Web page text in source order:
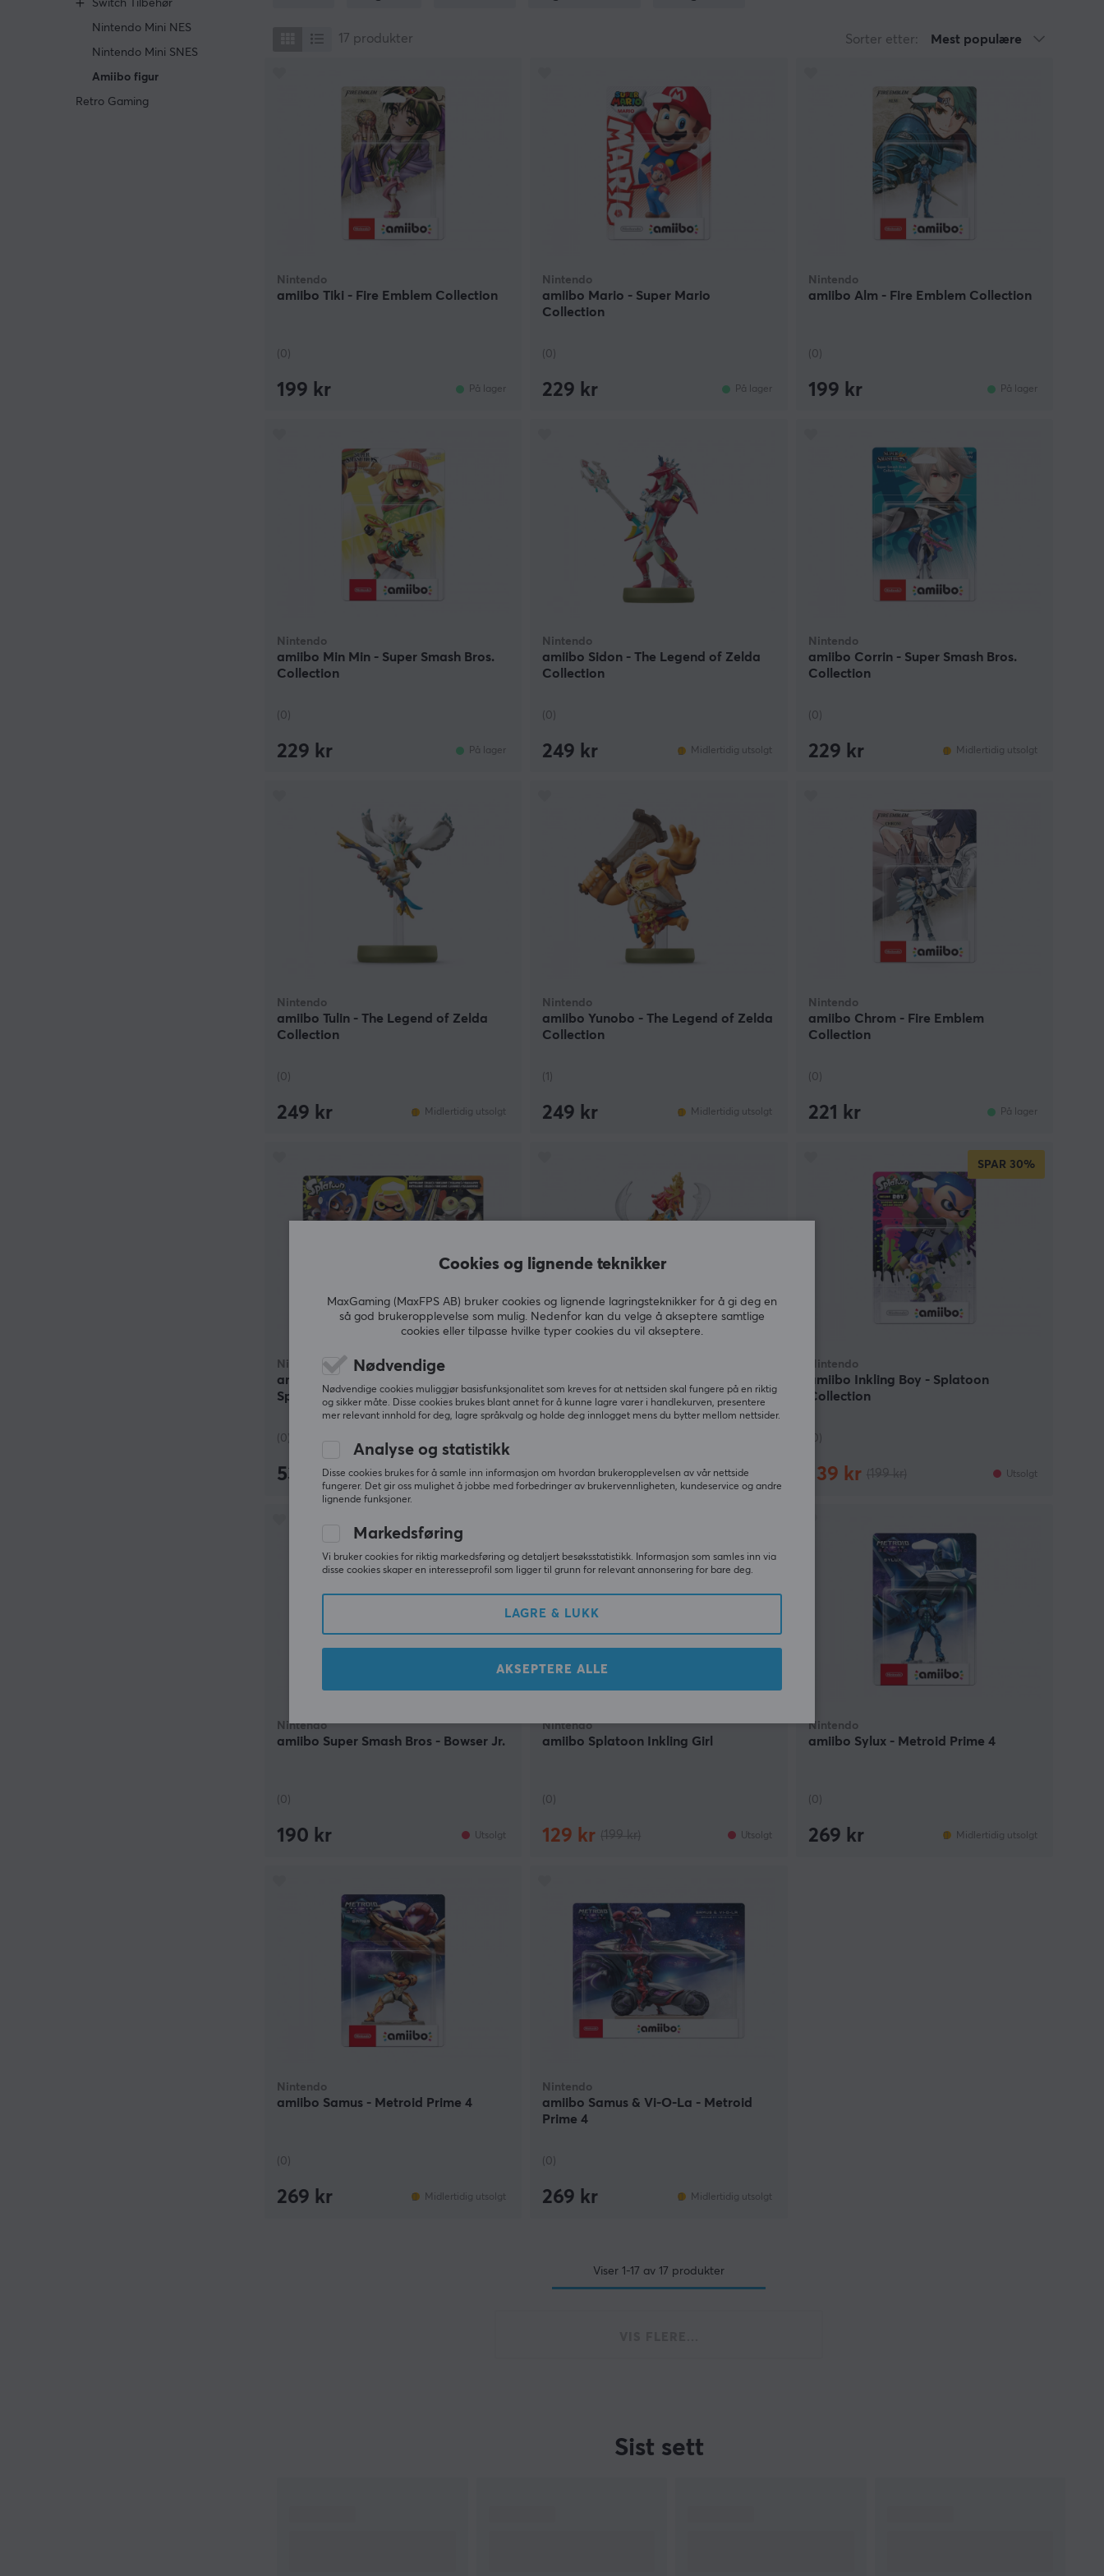
Switch Tilbehør
Nintendo Mini NES
Nintendo Mini SNES
Amiibo figur
Retro Gaming
siden av ditt spillutstyr i vær vind, men faktisk et nyttig tilbehør. Du kan for eksempel gi dine spillkarakterer få et nytt outfit eller
utrustes med nye våpen og utstyr. Du kan tilogmed slåss mot Nintendo figures amiibo inne i selve spillet.
gamepaden til Wii U eller på NFC Reader/Writer-"adapteret" på Nintendo 3DS, Nintendo 3DS XL og Nintendo 2DS. I enkelte
spill trenger man et slikt adapter for å kunne benytte NFC-kommunikasjon, og det er noe vi her på MaxGaming anbefaler deg å
kjøpe dersom du er nysgjerrig på Amiibo-figurene. Dersom spillet har en innebygget støtte for NFC, trenger man ingen adapter.
Et råd fra oss er at om du vil at din amiibo skal kunne lagre data og brukes i flere spill, er å kjøpe spill som er i stand til å både
lese og skrive NFC-data. Da kan figuren både lagre data og lese av ny data.
17 produkter Sorter etter: Mest populære
Nintendo
amiibo Tiki - Fire Emblem Collection
(0)
199 kr På lager
Nintendo
amiibo Mario - Super Mario
Collection
(0)
229 kr På lager
Nintendo
amiibo Alm - Fire Emblem Collection
(0)
199 kr På lager
Nintendo
amiibo Min Min - Super Smash Bros.
Collection
(0)
229 kr På lager
Nintendo
amiibo Sidon - The Legend of Zelda
Collection
(0)
249 kr Midlertidig utsolgt
Nintendo
amiibo Corrin - Super Smash Bros.
Collection
(0)
229 kr Midlertidig utsolgt
Nintendo
amiibo Tulin - The Legend of Zelda
Collection
(0)
249 kr Midlertidig utsolgt
Nintendo
amiibo Yunobo - The Legend of Zelda
Collection
(1)
249 kr Midlertidig utsolgt
Nintendo
amiibo Chrom - Fire Emblem
Collection
(0)
221 kr På lager
Nintendo
amiibo Octoling, Inkling & Smallfry -
Splatoon Collection
(0)
539 kr Midlertidig utsolgt
Collection
249 kr Midlertidig utsolgt
SPAR 30%
Nintendo
amiibo Inkling Boy - Splatoon
Collection
(0)
139 kr Utsolgt
Nintendo
amiibo Super Smash Bros - Bowser Jr.
(0)
190 kr Utsolgt
Nintendo
amiibo Splatoon Inkling Girl
(0)
129 kr Utsolgt
Nintendo
amiibo Sylux - Metroid Prime 4
(0)
269 kr Midlertidig utsolgt
Nintendo
amiibo Samus - Metroid Prime 4
(0)
269 kr Midlertidig utsolgt
Nintendo
amiibo Samus & Vi-O-La - Metroid
Prime 4
(0)
269 kr Midlertidig utsolgt
Viser 1-17 av 17 produkter
Sist sett
Cookies og lignende teknikker
MaxGaming (MaxFPS AB) bruker cookies og lignende lagringsteknikker for å gi deg en
så god brukeropplevelse som mulig. Nedenfor kan du velge å akseptere samtlige
cookies eller tilpasse hvilke typer cookies du vil akseptere.
Nødvendige
Nødvendige cookies muliggjør basisfunksjonalitet som kreves for at nettsiden skal fungere på en riktig
og sikker måte. Disse cookies brukes blant annet for å kunne lagre varer i handlekurven, presentere
mer relevant innhold for deg, lagre språkvalg og holde deg innlogget mens du bytter mellom nettsider.
Analyse og statistikk
Disse cookies brukes for å samle inn informasjon om hvordan brukeropplevelsen av vår nettside
fungerer. Det gir oss mulighet å jobbe med forbedringer av brukervennligheten, kundeservice og andre
lignende funksjoner.
Markedsføring
Vi bruker cookies for riktig markedsføring og detaljert besøksstatistikk. Informasjon som samles inn via
disse cookies skaper en interesseprofil som ligger til grunn for relevant annonsering for bare deg.
LAGRE & LUKK
AKSEPTERE ALLE